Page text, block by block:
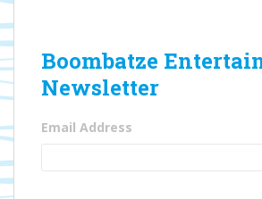
Boombatze
Newsletter
Email Address